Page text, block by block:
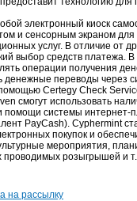
электронный киоск
и сенсорным экраном
услуг. В отличие от
выбор средств платежа.
операции получения
денежные переводы через
Certegy Check
смогут использовать
помощи системы интернет-
PayCash). Cyphermint
покупок и
мероприятия,
проводимых розыгрышей и
на рассылку